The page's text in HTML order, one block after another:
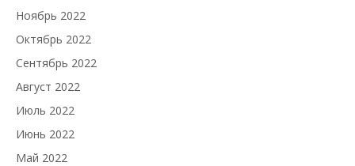
Ноябрь 2022
Октябрь 2022
Сентябрь 2022
Август 2022
Июль 2022
Июнь 2022
Май 2022